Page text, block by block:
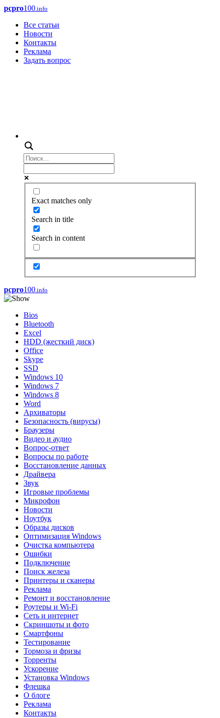
pcpro100.info
Все статьи
Новости
Контакты
Реклама
Задать вопрос
Exact matches only
Search in title
Search in content
pcpro100.info
Bios
Bluetooth
Excel
HDD (жесткий диск)
Office
Skype
SSD
Windows 10
Windows 7
Windows 8
Word
Архиваторы
Безопасность (вирусы)
Браузеры
Видео и аудио
Вопрос-ответ
Вопросы по работе
Восстановление данных
Драйвера
Звук
Игровые проблемы
Микрофон
Новости
Ноутбук
Образы дисков
Оптимизация Windows
Очистка компьютера
Ошибки
Подключение
Поиск железа
Принтеры и сканеры
Реклама
Ремонт и восстановление
Роутеры и Wi-Fi
Сеть и интернет
Скриншоты и фото
Смартфоны
Тестирование
Тормоза и фризы
Торренты
Ускорение
Установка Windows
Флешка
О блоге
Реклама
Контакты